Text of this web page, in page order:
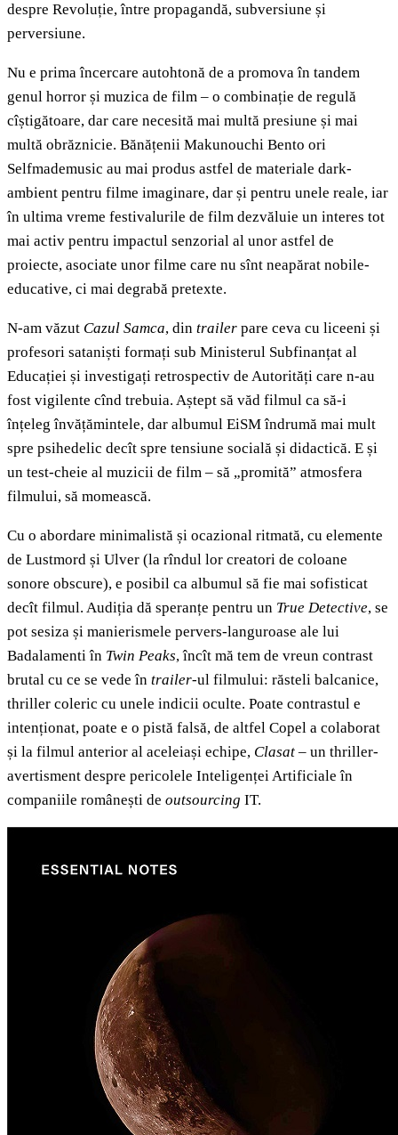
despre Revoluție, între propagandă, subversiune și
perversiune.
Nu e prima încercare autohtonă de a promova în tandem
genul horror și muzica de film – o combinație de regulă
cîștigătoare, dar care necesită mai multă presiune și mai
multă obrăznicie. Bănățenii Makunouchi Bento ori
Selfmademusic au mai produs astfel de materiale dark-
ambient pentru filme imaginare, dar și pentru unele reale, iar
în ultima vreme festivalurile de film dezvăluie un interes tot
mai activ pentru impactul senzorial al unor astfel de
proiecte, asociate unor filme care nu sînt neapărat nobile-
educative, ci mai degrabă pretexte.
N-am văzut Cazul Samca, din trailer pare ceva cu liceeni și
profesori sataniști formați sub Ministerul Subfinanțat al
Educației și investigați retrospectiv de Autorități care n-au
fost vigilente cînd trebuia. Aștept să văd filmul ca să-i
înțeleg învățămintele, dar albumul EiSM îndrumă mai mult
spre psihedelic decît spre tensiune socială și didactică. E și
un test-cheie al muzicii de film – să „promită” atmosfera
filmului, să momească.
Cu o abordare minimalistă și ocazional ritmată, cu elemente
de Lustmord și Ulver (la rîndul lor creatori de coloane
sonore obscure), e posibil ca albumul să fie mai sofisticat
decît filmul. Audiția dă speranțe pentru un True Detective, se
pot sesiza și manierismele pervers-languroase ale lui
Badalamenti în Twin Peaks, încît mă tem de vreun contrast
brutal cu ce se vede în trailer-ul filmului: răsteli balcanice,
thriller coleric cu unele indicii oculte. Poate contrastul e
intenționat, poate e o pistă falsă, de altfel Copel a colaborat
și la filmul anterior al aceleiași echipe, Clasat – un thriller-
avertisment despre pericolele Inteligenței Artificiale în
companiile românești de outsourcing IT.